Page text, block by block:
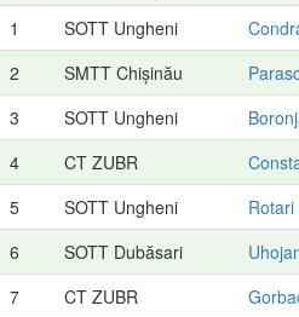
1
SOTT Ungheni
2
SMTT Chișinău
3
SOTT Ungheni
4
CT ZUBR
5
SOTT Ungheni
6
SOTT Dubăsari
7
CT ZUBR